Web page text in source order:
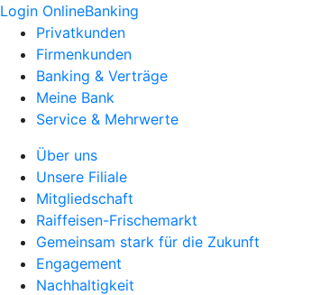
Login OnlineBanking
Privatkunden
Firmenkunden
Banking & Verträge
Meine Bank
Service & Mehrwerte
Über uns
Unsere Filiale
Mitgliedschaft
Raiffeisen-Frischemarkt
Gemeinsam stark für die Zukunft
Engagement
Nachhaltigkeit